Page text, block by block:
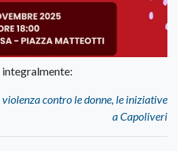
contro le donne, le iniziative
a Capoliveri